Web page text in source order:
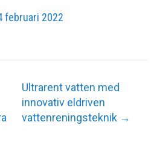
februari 2022
Ultrarent vatten med
innovativ eldriven
vattenreningsteknik →